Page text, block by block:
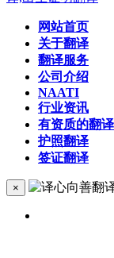
网站首页
关于翻译
翻译服务
公司介绍
NAATI
行业资讯
有资质的翻
护照翻译
签证翻译
×